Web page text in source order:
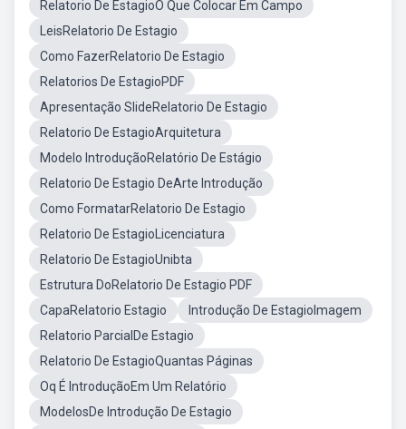
Relatorio De EstagioO Que Colocar Em Campo
LeisRelatorio De Estagio
Como FazerRelatorio De Estagio
Relatorios De EstagioPDF
Apresentação SlideRelatorio De Estagio
Relatorio De EstagioArquitetura
Modelo IntroduçãoRelatório De Estágio
Relatorio De Estagio DeArte Introdução
Como FormatarRelatorio De Estagio
Relatorio De EstagioLicenciatura
Relatorio De EstagioUnibta
Estrutura DoRelatorio De Estagio PDF
CapaRelatorio Estagio
Introdução De EstagioImagem
Relatorio ParcialDe Estagio
Relatorio De EstagioQuantas Páginas
Oq É IntroduçãoEm Um Relatório
ModelosDe Introdução De Estagio